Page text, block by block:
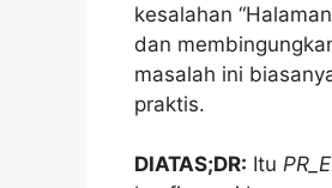
kesalahan
dan
masalah ini
praktis.
DIATAS;DR: Itu